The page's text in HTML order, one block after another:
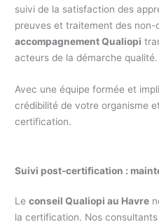
suivi de la satisfaction des
preuves et traitement des
accompagnement Qualiopi
acteurs de la démarche qualité.
Avec une équipe formée et
crédibilité de votre organisme
certification.
Suivi post-certification :
Leconseil Qualiopi au Havre
la certification. Nos